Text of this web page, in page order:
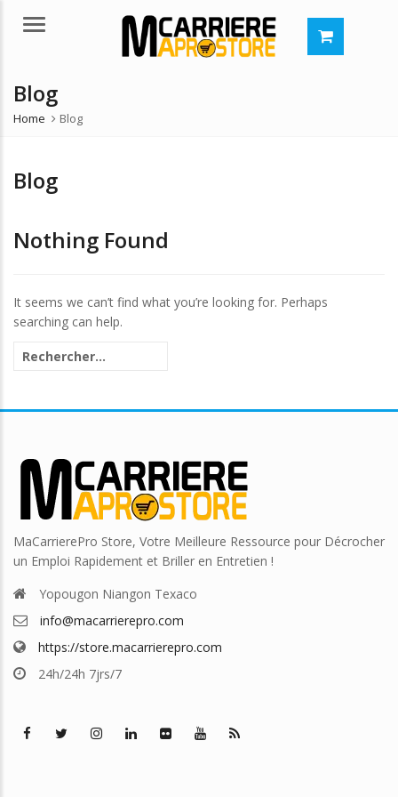
Menu
Blog
Home Blog
Blog
Nothing Found
It seems we can’t find what you’re looking for. Perhaps
searching can help.
Rechercher :
MaCarrierePro Store, Votre Meilleure Ressource pour Décrocher
un Emploi Rapidement et Briller en Entretien !
Yopougon Niangon Texaco
info@macarrierepro.com
https://store.macarrierepro.com
24h/24h 7jrs/7